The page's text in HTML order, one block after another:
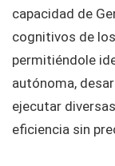
capacidad de
cognitivos de
permitiéndole
autónoma,
ejecutar
eficiencia sin